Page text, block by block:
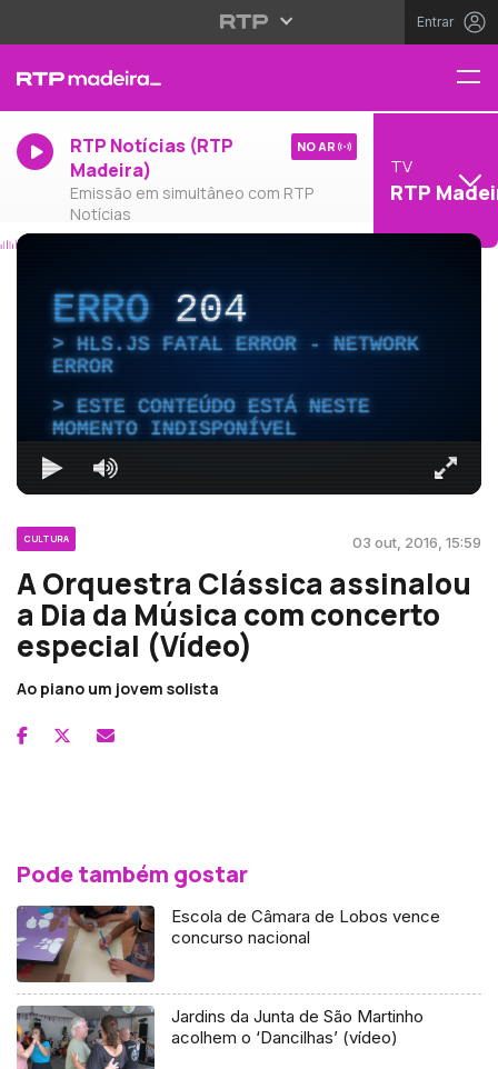
Entrar
RTP Notícias (RTP
Madeira)
Emissão em simultâneo com RTP
Notícias
NO AR
TV
RTP
ERRO204
HLS.JS FATAL ERROR - NETWORK
ERROR
ESTE CONTEÚDO ESTÁ NESTE
MOMENTO INDISPONÍVEL
CULTURA 03 out, 2016, 15:59
A Orquestra Clássica assinalou
a Dia da Música com concerto
especial (Vídeo)
Ao piano um jovem solista
Pode também gostar
Escola de Câmara de Lobos vence
concurso nacional
Jardins da Junta de São Martinho
acolhem o ‘Dancilhas’ (vídeo)